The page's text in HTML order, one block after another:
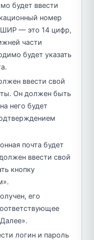
будет ввести
номер
— это 14 цифр,
части
будет указать
ввести свой
Он должен быть
него будет
почта будет
ввести свой
кнопку
его
логин и пароль